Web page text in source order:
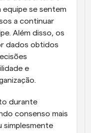
equipe se sentem
a continuar
Além disso, os
dados obtidos
e
durante
consenso mais
simplesmente